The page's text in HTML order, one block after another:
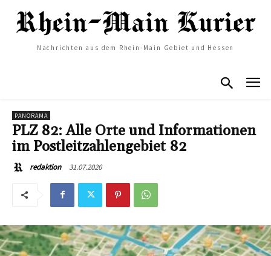
Nachrichten aus dem Rhein-Main Gebiet und Hessen
PANORAMA
PLZ 82: Alle Orte und Informationen
im Postleitzahlengebiet 82
redaktion 31.07.2026